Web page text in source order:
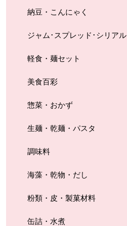
納豆・こんにゃく
ジャム･スプレッド･シリアル
軽食・麺セット
美食百彩
惣菜・おかず
生麺・乾麺・パスタ
調味料
海藻・乾物・だし
粉類・皮・製菓材料
缶詰・水煮